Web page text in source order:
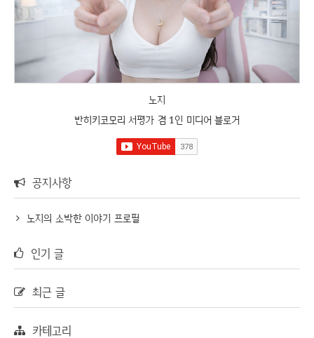
노지
반히키코모리 서평가 겸 1인 미디어 블로거
공지사항
노지의 소박한 이야기 프로필
인기 글
최근 글
카테고리